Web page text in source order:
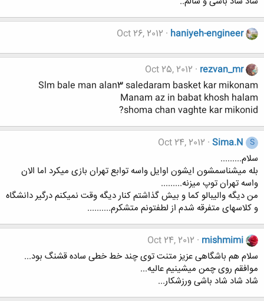
haniyeh-engineer
Oct 26, 2012
rezvan_mr
Oct 25, 2012
Slm bale man alan3 saledaram basket kar mikonam
Manam az in babat khosh halam
shoma chan vaghte kar mikonid?
S
Sima.N
Oct 24, 2012
سلام.........
بله میشناسمشون ایشون اوایل واسه توابع تهران بازی میکرد اما الان
واسه تهران توپ میزنه.........
من دیگه والیبالو کما و بیش گذاشتم کنار دیگه وقت نمیکنم درگیر دانشگاه
و کلاسهای متفرقه شدم از لطفتونم متشکرم..........
mishmimi
Oct 24, 2012
سلام هم باشگاهی عزیز متنت توی چند خط خطی ساده قشنگ بود...
موافقم روی چمن میشینیم عالیه...
شاد شاد شاد باشی ورزشکار...